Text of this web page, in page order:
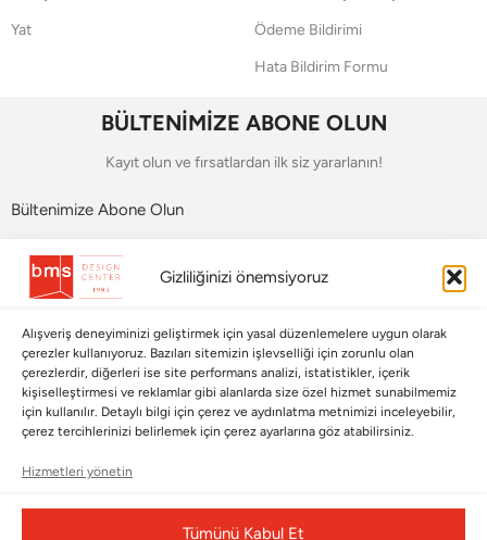
Gizliliğinizi önemsiyoruz
Alışveriş deneyiminizi geliştirmek için yasal düzenlemelere uygun olarak
çerezler kullanıyoruz. Bazıları sitemizin işlevselliği için zorunlu olan
çerezlerdir, diğerleri ise site performans analizi, istatistikler, içerik
kişiselleştirmesi ve reklamlar gibi alanlarda size özel hizmet sunabilmemiz
için kullanılır. Detaylı bilgi için çerez ve aydınlatma metnimizi inceleyebilir,
çerez tercihlerinizi belirlemek için çerez ayarlarına göz atabilirsiniz.
Hizmetleri yönetin
Tümünü Kabul Et
Yat
Ödeme Bildirimi
Hata Bildirim Formu
BÜLTENİMİZE ABONE OLUN
Kayıt olun ve fırsatlardan ilk siz yararlanın!
Bültenimize Abone Olun